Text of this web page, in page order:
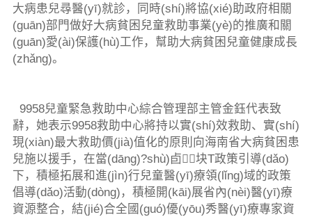
大病患兒尋醫(yī)就診，同時(shí)將協(xié)助政府相關
(guān)部門做好大病貧困兒童救助事業(yè)的推廣和關
(guān)愛(ài)保護(hù)工作，幫助大病貧困兒童健康成長
(zhǎng)。
9958兒童緊急救助中心綜合管理部主管金鈺代表致
辭，她表示9958救助中心將持以實(shí)效救助、實(shí)
現(xiàn)最大救助價(jià)值化的原則向海南省大病貧困患
兒施以援手，在當(dāng)?shù)卣块T政策引導(dǎo)
下，積極拓展和進(jìn)行兒童醫(yī)療領(lǐng)域的政策
倡導(dǎo)活動(dòng)，積極開(kāi)展省內(nèi)醫(yī)療
資源整合，結(jié)合全國(guó)優(yōu)秀醫(yī)療專家資